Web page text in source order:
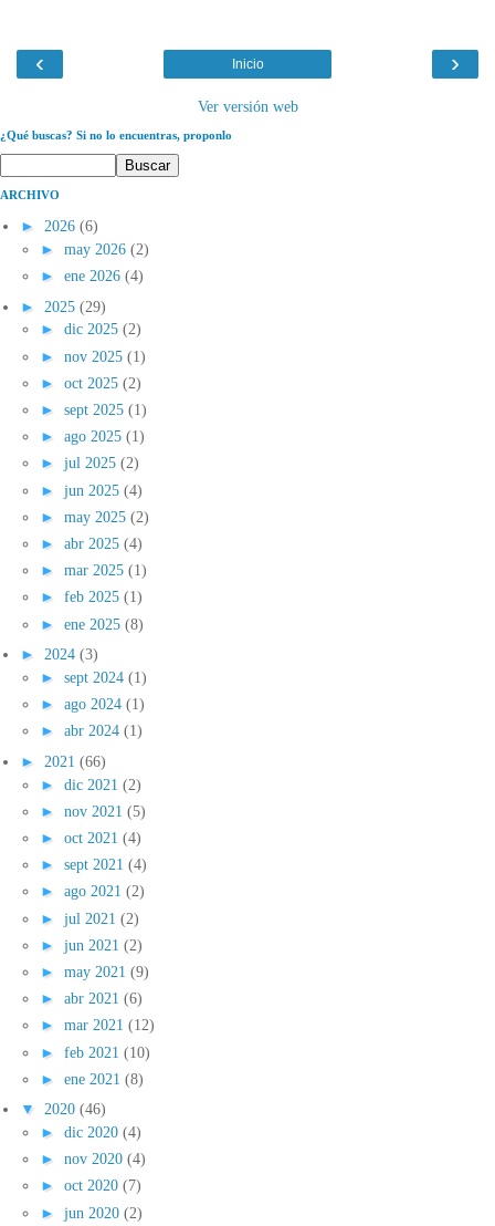
‹ ›
Inicio
Ver versión web
¿Qué buscas? Si no lo encuentras, proponlo
ARCHIVO
► 2026 (6)
► may 2026 (2)
► ene 2026 (4)
► 2025 (29)
► dic 2025 (2)
► nov 2025 (1)
► oct 2025 (2)
► sept 2025 (1)
► ago 2025 (1)
► jul 2025 (2)
► jun 2025 (4)
► may 2025 (2)
► abr 2025 (4)
► mar 2025 (1)
► feb 2025 (1)
► ene 2025 (8)
► 2024 (3)
► sept 2024 (1)
► ago 2024 (1)
► abr 2024 (1)
► 2021 (66)
► dic 2021 (2)
► nov 2021 (5)
► oct 2021 (4)
► sept 2021 (4)
► ago 2021 (2)
► jul 2021 (2)
► jun 2021 (2)
► may 2021 (9)
► abr 2021 (6)
► mar 2021 (12)
► feb 2021 (10)
► ene 2021 (8)
▼ 2020 (46)
► dic 2020 (4)
► nov 2020 (4)
► oct 2020 (7)
► jun 2020 (2)